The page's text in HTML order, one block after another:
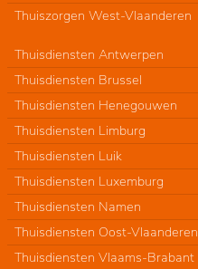
Thuiszorgen West-Vlaanderen
Thuisdiensten Antwerpen
Thuisdiensten Brussel
Thuisdiensten Henegouwen
Thuisdiensten Limburg
Thuisdiensten Luik
Thuisdiensten Luxemburg
Thuisdiensten Namen
Thuisdiensten Oost-Vlaanderen
Thuisdiensten Vlaams-Brabant